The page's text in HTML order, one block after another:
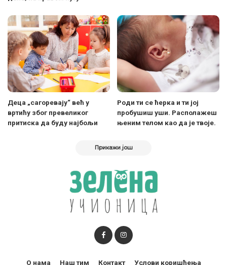
Деца „сагоревају“ већ у
вртићу због превеликог
притиска да буду најбољи
Роди ти се ћерка и ти јој
пробушиш уши. Располажеш
њеним телом као да је твоје.
Прикажи још
О нама Наш тим Контакт Услови коришћења